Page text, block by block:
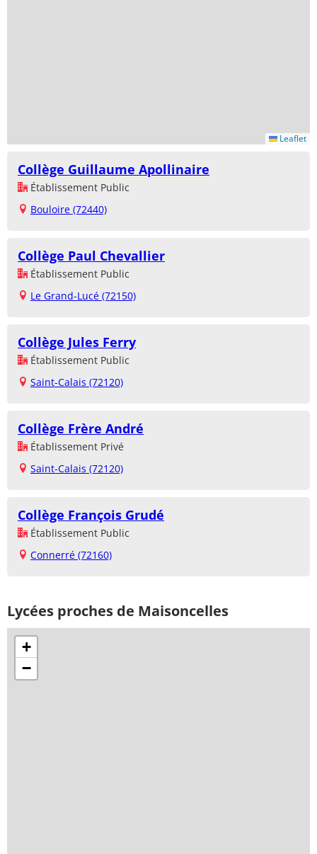
Leaflet
Collège Guillaume Apollinaire
Établissement Public
Bouloire (72440)
Collège Paul Chevallier
Établissement Public
Le Grand-Lucé (72150)
Collège Jules Ferry
Établissement Public
Saint-Calais (72120)
Collège Frère André
Établissement Privé
Saint-Calais (72120)
Collège François Grudé
Établissement Public
Connerré (72160)
Lycées proches de Maisoncelles
+
−